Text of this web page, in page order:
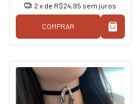
2 x de R$24,95 sem juros
COMPRAR